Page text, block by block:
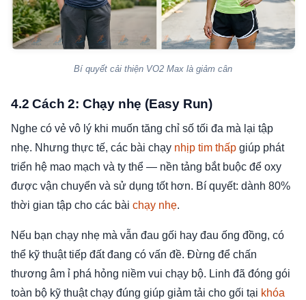
Bí quyết cải thiện VO2 Max là giảm cân
4.2 Cách 2: Chạy nhẹ (Easy Run)
Nghe có vẻ vô lý khi muốn tăng chỉ số tối đa mà lại tập
nhẹ. Nhưng thực tế, các bài chạy nhịp tim thấp giúp phát
triển hệ mao mạch và ty thể — nền tảng bắt buộc để oxy
được vận chuyển và sử dụng tốt hơn. Bí quyết: dành 80%
thời gian tập cho các bài chạy nhẹ.
Nếu bạn chạy nhẹ mà vẫn đau gối hay đau ống đồng, có
thể kỹ thuật tiếp đất đang có vấn đề. Đừng để chấn
thương âm ỉ phá hỏng niềm vui chạy bộ. Linh đã đóng gói
toàn bộ kỹ thuật chạy đúng giúp giảm tải cho gối tại khóa